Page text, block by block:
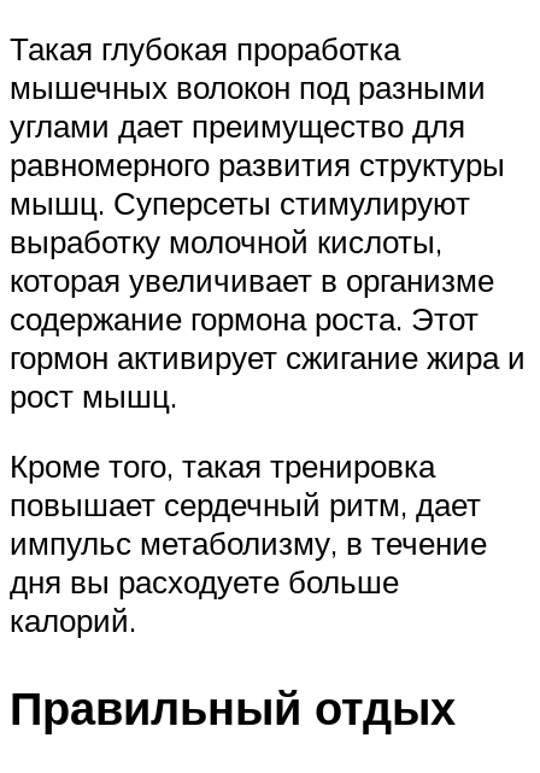
Такая глубокая проработка
мышечных волокон под разными
углами дает преимущество для
равномерного развития структуры
мышц. Суперсеты стимулируют
выработку молочной кислоты,
которая увеличивает в организме
содержание гормона роста. Этот
гормон активирует сжигание жира и
рост мышц.
Кроме того, такая тренировка
повышает сердечный ритм, дает
импульс метаболизму, в течение
дня вы расходуете больше
калорий.
Правильный отдых